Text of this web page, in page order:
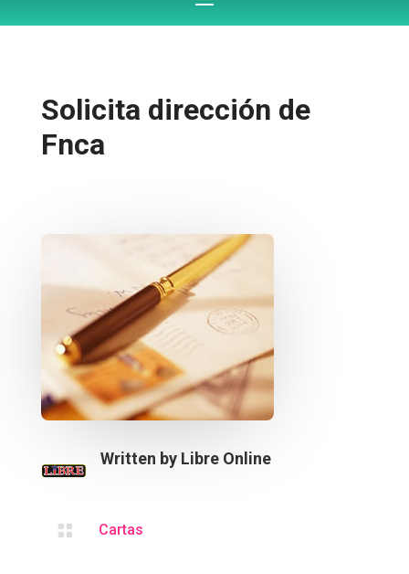
Solicita dirección de
Fnca
Written by Libre Online
 Cartas